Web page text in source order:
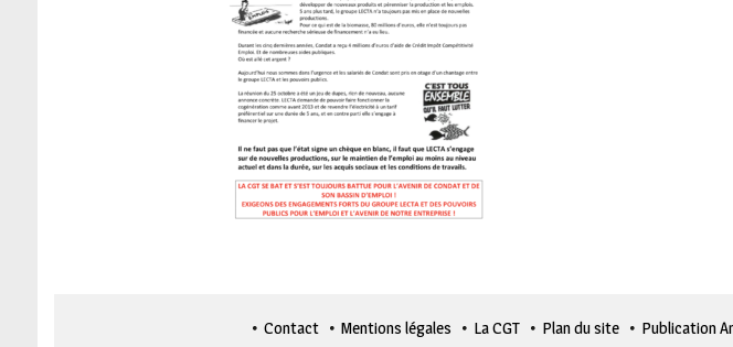
Contact Mentions légales La CGT Plan du site Publication